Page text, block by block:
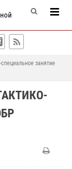
занятие